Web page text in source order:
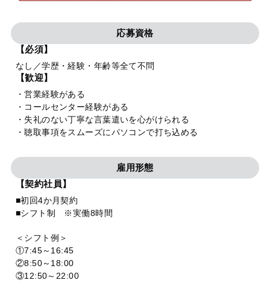
応募資格
【必須】
なし／学歴・経験・年齢等全て不問
【歓迎】
・営業経験がある
・コールセンター経験がある
・失礼のない丁寧な言葉遣いを心がけられる
・聴取事項をスムーズにパソコンで打ち込める
雇用形態
【契約社員】
■初回4か月契約
■シフト制 ※実働8時間
＜シフト例＞
①7:45～16:45
②8:50～18:00
③12:50～22:00